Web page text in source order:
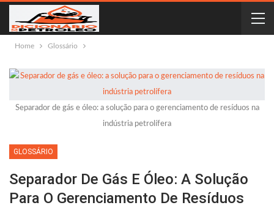
Home Glossário
Separador de gás e óleo: a solução para o gerenciamento de resíduos na
indústria petrolífera
GLOSSÁRIO
Separador De Gás E Óleo: A Solução
Para O Gerenciamento De Resíduos